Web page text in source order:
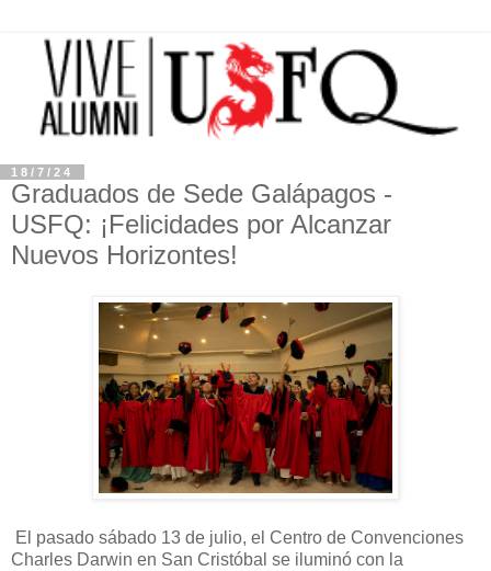
18/7/24
Graduados de Sede Galápagos -
USFQ: ¡Felicidades por Alcanzar
Nuevos Horizontes!
El pasado sábado 13 de julio, el Centro de Convenciones
Charles Darwin en San Cristóbal se iluminó con la